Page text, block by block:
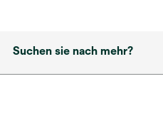
Suchen sie nach mehr?